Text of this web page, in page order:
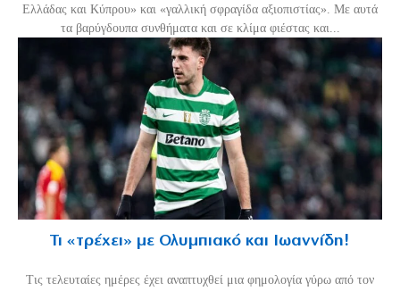
Ελλάδας και Κύπρου» και «γαλλική σφραγίδα αξιοπιστίας». Με αυτά
τα βαρύγδουπα συνθήματα και σε κλίμα φιέστας και...
Τι «τρέχει» με Ολυμπιακό και Ιωαννίδη!
Τις τελευταίες ημέρες έχει αναπτυχθεί μια φημολογία γύρω από τον